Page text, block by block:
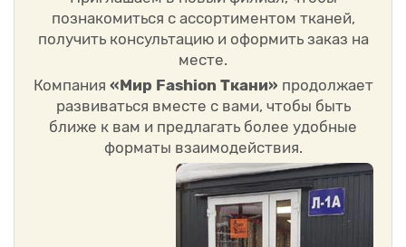
познакомиться с ассортиментом тканей,
получить консультацию и оформить заказ на
месте.
Компания «Мир Fashion Ткани» продолжает
развиваться вместе с вами, чтобы быть
ближе к вам и предлагать более удобные
форматы взаимодействия.